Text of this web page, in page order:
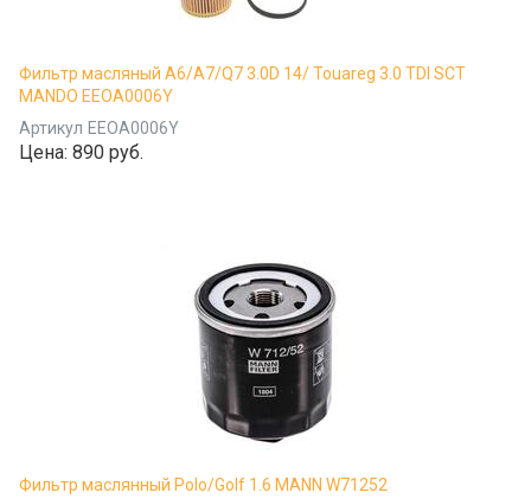
Фильтр масляный A6/A7/Q7 3.0D 14/ Touareg 3.0 TDI SCT
MANDO EEOA0006Y
Артикул EEOA0006Y
Цена: 890 руб.
Фильтр маслянный Polo/Golf 1.6 MANN W71252